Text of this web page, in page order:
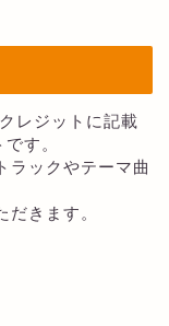
レジットに記載
す。
ラックやテーマ曲
きます。